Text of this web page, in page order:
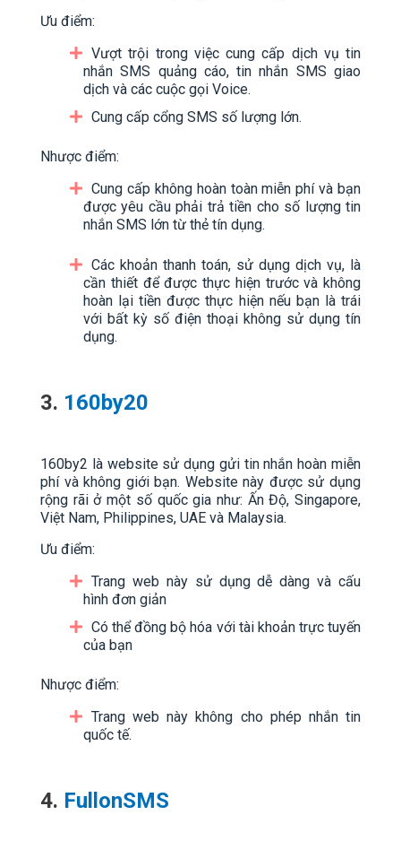
Ưu điểm:
Vượt trội trong việc cung cấp dịch vụ tin
nhắn SMS quảng cáo, tin nhắn SMS giao
dịch và các cuộc gọi Voice.
Cung cấp cổng SMS số lượng lớn.
Nhược điểm:
Cung cấp không hoàn toàn miễn phí và bạn
được yêu cầu phải trả tiền cho số lượng tin
nhắn SMS lớn từ thẻ tín dụng.
Các khoản thanh toán, sử dụng dịch vụ, là
cần thiết để được thực hiện trước và không
hoàn lại tiền được thực hiện nếu bạn là trái
với bất kỳ số điện thoại không sử dụng tín
dụng.
3. 160by20
160by2 là website sử dụng gửi tin nhắn hoàn miễn
phí và không giới bạn. Website này được sử dụng
rộng rãi ở một số quốc gia như: Ấn Độ, Singapore,
Việt Nam, Philippines, UAE và Malaysia.
Ưu điểm:
Trang web này sử dụng dễ dàng và cấu
hình đơn giản
Có thể đồng bộ hóa với tài khoản trực tuyến
của bạn
Nhược điểm:
Trang web này không cho phép nhắn tin
quốc tế.
4. FullonSMS